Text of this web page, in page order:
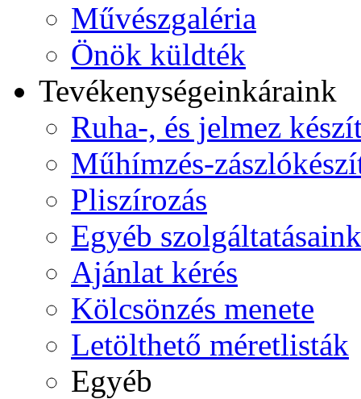
Művészgaléria
Önök küldték
Tevékenységeinkáraink
Ruha-, és jelmez
Műhímzés-
Pliszírozás
Egyéb szolgáltatásaink
Ajánlat kérés
Kölcsönzés menete
Letölthető méretlisták
Egyéb